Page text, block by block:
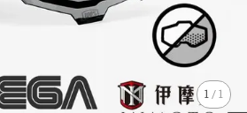
1/1